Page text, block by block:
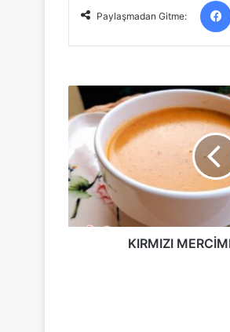
Paylaşmadan Gitme:
KIRMIZI
MERCİMEK
ÇORBASI
KIRMIZI